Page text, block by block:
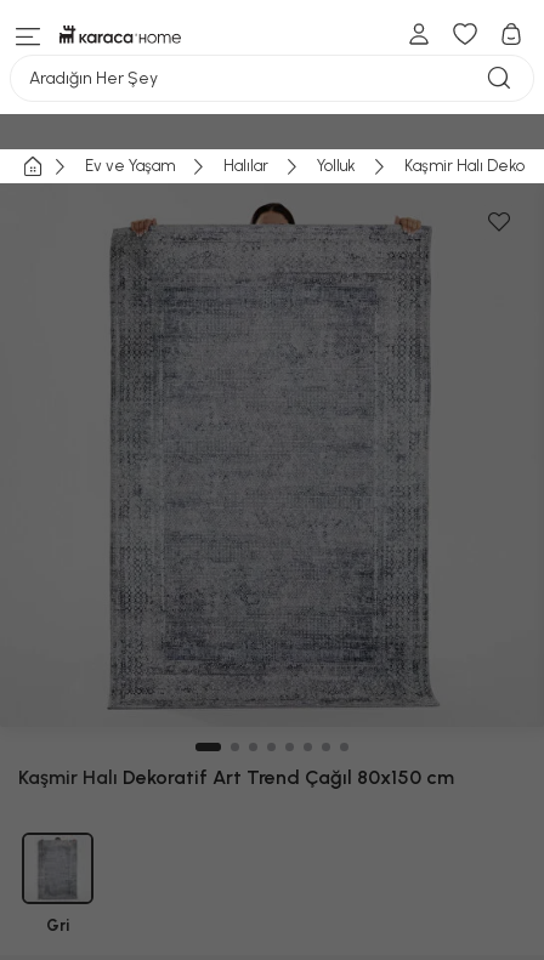
Aradığın Her Şey
Ev ve Yaşam Halılar Yolluk Kaşmir Halı
Kaşmir Halı Dekoratif Art Trend Çağıl 80x150 cm
Gri